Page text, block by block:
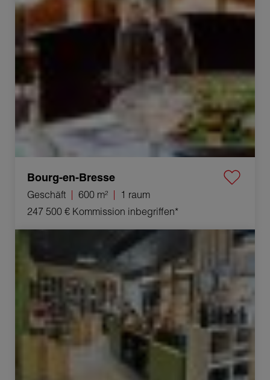
Verkauf Geschäft Bourg-en-Bresse 1 raum 600 m²
Bourg-en-Bresse
Geschäft 600 m²
1 raum
247 500 € Kommission inbegriffen*
Verkauf Geschäft Attignat 1 raum 75 m²